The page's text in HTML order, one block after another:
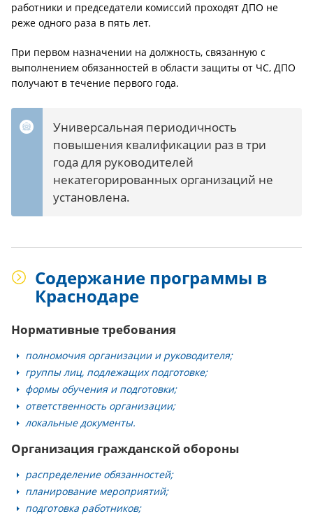
работники и председатели комиссий проходят ДПО не
реже одного раза в пять лет.
При первом назначении на должность, связанную с
выполнением обязанностей в области защиты от ЧС, ДПО
получают в течение первого года.
Универсальная периодичность
повышения квалификации раз в три
года для руководителей
некатегорированных организаций не
установлена.
Содержание программы в
Краснодаре
Нормативные требования
полномочия организации и руководителя;
группы лиц, подлежащих подготовке;
формы обучения и подготовки;
ответственность организации;
локальные документы.
Организация гражданской обороны
распределение обязанностей;
планирование мероприятий;
подготовка работников;